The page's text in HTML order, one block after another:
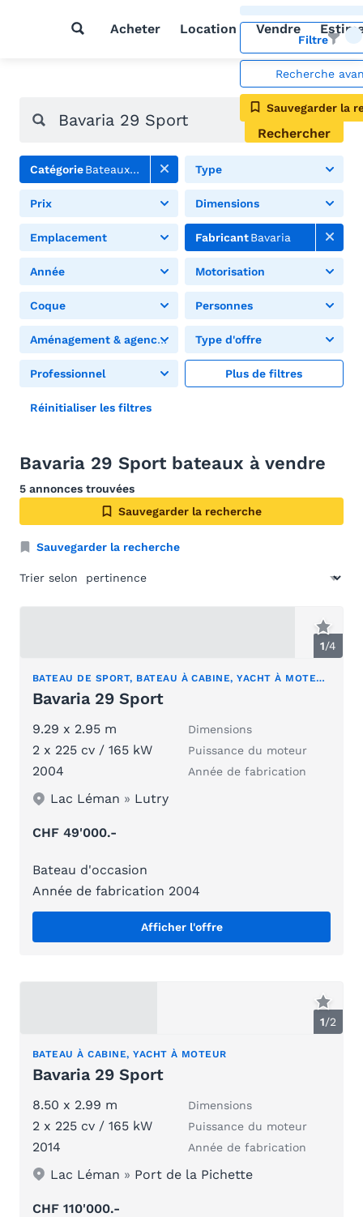
Acheter Location Vendre
Filtre
Recherche
Sauvegarder la
Rechercher
CatégorieBateaux à moteur Type
Prix Dimensions
Emplacement FabricantBavaria
Année Motorisation
Coque Personnes
Aménagement & agencement Type d'offre
Professionnel Plus de filtres
Réinitialiser les filtres
Bavaria 29 Sport bateaux à vendre
5 annonces trouvées
Sauvegarder la recherche
Sauvegarder la recherche
Trier selon
1/4
BATEAU DE SPORT, BATEAU À CABINE, YACHT À MOTEUR
Bavaria 29 Sport
9.29 x 2.95 m Dimensions
2 x 225 cv / 165 kW Puissance du moteur
2004 Année de fabrication
Lac Léman » Lutry
CHF 49'000.-
Bateau d'occasion
Année de fabrication 2004
Afficher l'offre
1/2
BATEAU À CABINE, YACHT À MOTEUR
Bavaria 29 Sport
8.50 x 2.99 m Dimensions
2 x 225 cv / 165 kW Puissance du moteur
2014 Année de fabrication
Lac Léman » Port de la Pichette
CHF 110'000.-